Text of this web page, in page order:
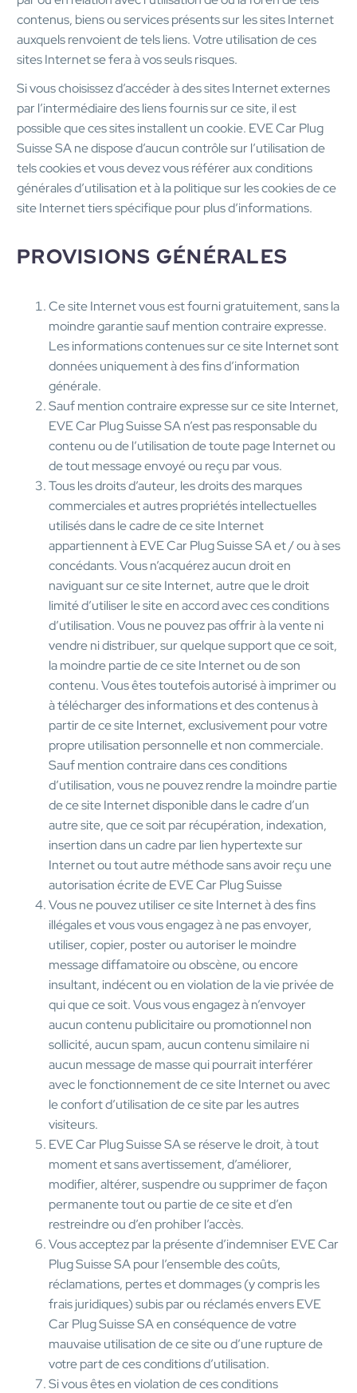
contenus, biens ou services présents sur les sites Internet
auxquels renvoient de tels liens. Votre utilisation de ces
sites Internet se fera à vos seuls risques.
Si vous choisissez d’accéder à des sites Internet externes
par l’intermédiaire des liens fournis sur ce site, il est
possible que ces sites installent un cookie. EVE Car Plug
Suisse SA ne dispose d’aucun contrôle sur l’utilisation de
tels cookies et vous devez vous référer aux conditions
générales d’utilisation et à la politique sur les cookies de ce
site Internet tiers spécifique pour plus d’informations.
PROVISIONS GÉNÉRALES
Ce site Internet vous est fourni gratuitement, sans la
moindre garantie sauf mention contraire expresse.
Les informations contenues sur ce site Internet sont
données uniquement à des fins d’information
générale.
Sauf mention contraire expresse sur ce site Internet,
EVE Car Plug Suisse SA n’est pas responsable du
contenu ou de l’utilisation de toute page Internet ou
de tout message envoyé ou reçu par vous.
Tous les droits d’auteur, les droits des marques
commerciales et autres propriétés intellectuelles
utilisés dans le cadre de ce site Internet
appartiennent à EVE Car Plug Suisse SA et / ou à ses
concédants. Vous n’acquérez aucun droit en
naviguant sur ce site Internet, autre que le droit
limité d’utiliser le site en accord avec ces conditions
d’utilisation. Vous ne pouvez pas offrir à la vente ni
vendre ni distribuer, sur quelque support que ce soit,
la moindre partie de ce site Internet ou de son
contenu. Vous êtes toutefois autorisé à imprimer ou
à télécharger des informations et des contenus à
partir de ce site Internet, exclusivement pour votre
propre utilisation personnelle et non commerciale.
Sauf mention contraire dans ces conditions
d’utilisation, vous ne pouvez rendre la moindre partie
de ce site Internet disponible dans le cadre d’un
autre site, que ce soit par récupération, indexation,
insertion dans un cadre par lien hypertexte sur
Internet ou tout autre méthode sans avoir reçu une
autorisation écrite de EVE Car Plug Suisse
Vous ne pouvez utiliser ce site Internet à des fins
illégales et vous vous engagez à ne pas envoyer,
utiliser, copier, poster ou autoriser le moindre
message diffamatoire ou obscène, ou encore
insultant, indécent ou en violation de la vie privée de
qui que ce soit. Vous vous engagez à n’envoyer
aucun contenu publicitaire ou promotionnel non
sollicité, aucun spam, aucun contenu similaire ni
aucun message de masse qui pourrait interférer
avec le fonctionnement de ce site Internet ou avec
le confort d’utilisation de ce site par les autres
visiteurs.
EVE Car Plug Suisse SA se réserve le droit, à tout
moment et sans avertissement, d’améliorer,
modifier, altérer, suspendre ou supprimer de façon
permanente tout ou partie de ce site et d’en
restreindre ou d’en prohiber l’accès.
Vous acceptez par la présente d’indemniser EVE Car
Plug Suisse SA pour l’ensemble des coûts,
réclamations, pertes et dommages (y compris les
frais juridiques) subis par ou réclamés envers EVE
Car Plug Suisse SA en conséquence de votre
mauvaise utilisation de ce site ou d’une rupture de
votre part de ces conditions d’utilisation.
Si vous êtes en violation de ces conditions